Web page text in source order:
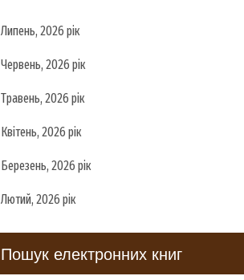
Липень, 2026 рік
Червень, 2026 рік
Травень, 2026 рік
Квітень, 2026 рік
Березень, 2026 рік
Лютий, 2026 рік
Пошук електронних книг